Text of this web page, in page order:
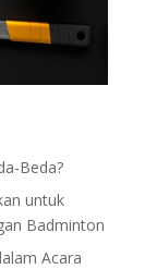
Beda?
untuk
Badminton
Acara